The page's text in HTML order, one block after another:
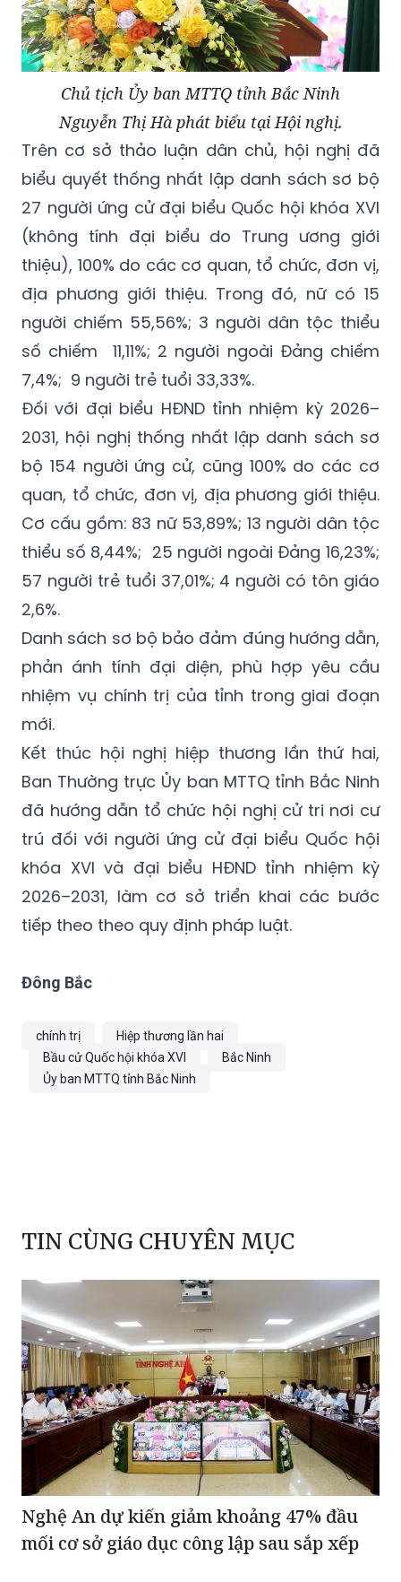
Chủ tịch Ủy ban MTTQ tỉnh Bắc Ninh
Nguyễn Thị Hà phát biểu tại Hội nghị.
Trên cơ sở thảo luận dân chủ, hội nghị đã
biểu quyết thống nhất lập danh sách sơ bộ
27 người ứng cử đại biểu Quốc hội khóa XVI
(không tính đại biểu do Trung ương giới
thiệu), 100% do các cơ quan, tổ chức, đơn vị,
địa phương giới thiệu. Trong đó, nữ có 15
người chiếm 55,56%; 3 người dân tộc thiểu
số chiếm 11,11%; 2 người ngoài Đảng chiếm
7,4%; 9 người trẻ tuổi 33,33%.
Đối với đại biểu HĐND tỉnh nhiệm kỳ 2026–
2031, hội nghị thống nhất lập danh sách sơ
bộ 154 người ứng cử, cũng 100% do các cơ
quan, tổ chức, đơn vị, địa phương giới thiệu.
Cơ cấu gồm: 83 nữ 53,89%; 13 người dân tộc
thiểu số 8,44%; 25 người ngoài Đảng 16,23%;
57 người trẻ tuổi 37,01%; 4 người có tôn giáo
2,6%.
Danh sách sơ bộ bảo đảm đúng hướng dẫn,
phản ánh tính đại diện, phù hợp yêu cầu
nhiệm vụ chính trị của tỉnh trong giai đoạn
mới.
Kết thúc hội nghị hiệp thương lần thứ hai,
Ban Thường trực Ủy ban MTTQ tỉnh Bắc Ninh
đã hướng dẫn tổ chức hội nghị cử tri nơi cư
trú đối với người ứng cử đại biểu Quốc hội
khóa XVI và đại biểu HĐND tỉnh nhiệm kỳ
2026–2031, làm cơ sở triển khai các bước
tiếp theo theo quy định pháp luật.
Đông Bắc
chính trị
Hiệp thương lần hai
Bầu cử Quốc hội khóa XVI
Bắc Ninh
Ủy ban MTTQ tỉnh Bắc Ninh
TIN CÙNG CHUYÊN MỤC
Nghệ An dự kiến giảm khoảng 47% đầu
mối cơ sở giáo dục công lập sau sắp xếp